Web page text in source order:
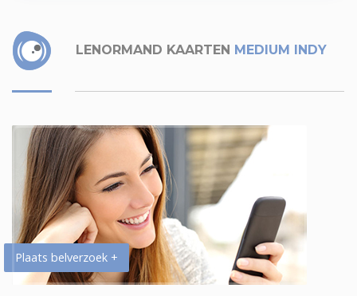
LENORMAND KAARTEN MEDIUM INDY
Plaats belverzoek +